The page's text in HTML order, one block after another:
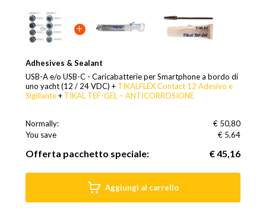
Adhesives & Sealant
USB-A e/o USB-C - Caricabatterie per Smartphone a bordo di
uno yacht (12 / 24 VDC) + TIKALFLEX Contact 12 Adesivo e
Sigillante+ TIKAL TEF-GEL – ANTICORROSIONE
Normally:
€ 50,80
You save
€ 5,64
Offerta pacchetto speciale: € 45,16
Aggiungi al carrello